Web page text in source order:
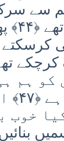
حکم سے
کڑک نے
خوب